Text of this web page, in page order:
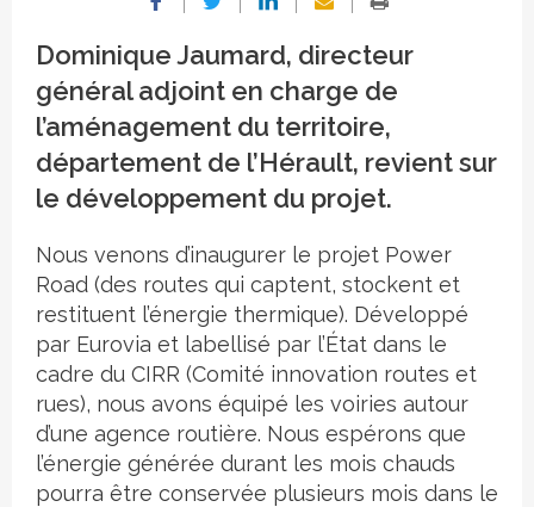
Dominique Jaumard, directeur
général adjoint en charge de
l’aménagement du territoire,
département de l’Hérault, revient sur
le développement du projet.
Nous venons d’inaugurer le projet Power
Road (des routes qui captent, stockent et
restituent l’énergie thermique). Développé
par Eurovia et labellisé par l’État dans le
cadre du CIRR (Comité innovation routes et
rues), nous avons équipé les voiries autour
d’une agence routière. Nous espérons que
l’énergie générée durant les mois chauds
pourra être conservée plusieurs mois dans le